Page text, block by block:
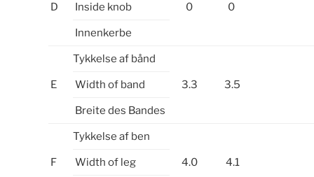
D 0 0
Inside knob
Innenkerbe
E
Tykkelse af bånd
3.3 3.5
Width of band
Breite des Bandes
F
Tykkelse af ben
4.0 4.1
Width of leg